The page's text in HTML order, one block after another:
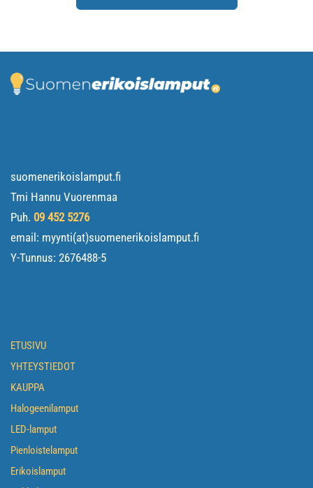
suomenerikoislamput.fi
Tmi Hannu Vuorenmaa
Puh. 09 452 5276
email: myynti(at)suomenerikoislamput.fi
Y-Tunnus: 2676488-5
ETUSIVU
YHTEYSTIEDOT
KAUPPA
Halogeenilamput
LED-lamput
Pienloistelamput
Erikoislamput